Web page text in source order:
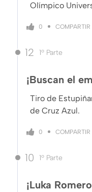
Olímpico
0 COMPARTIR
12 1º Parte
¡Buscan el
Tiro de
de Cruz Azul.
0 COMPARTIR
10 1º Parte
¡Luka